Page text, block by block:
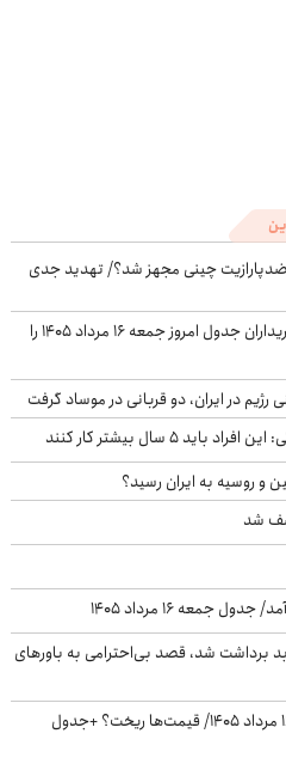
چینی مجهز شد؟/ تهدید جدی
تغییرات شدید محصولات سایپا/ خریداران جدول امروز جمعه ۱۶ مرداد ۱۴۰۵ را
در ایران، دو قربانی در موساد گرفت
۵ سال بیشتر کار کنند
و روسیه به ایران رسید؟
شد
جمعه ۱۶ مرداد ۱۴۰۵
شد، قصد بی‌احترامی به باورهای